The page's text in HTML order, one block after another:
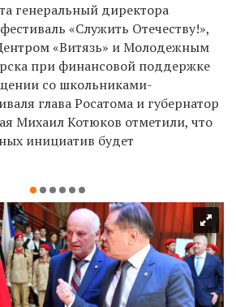
генеральный директора
«Служить Отечеству!»,
«Витязь» и Молодежным
при финансовой поддержке
со школьниками-
глава Росатома и губернатор
Михаил Котюков отметили, что
инициатив будет